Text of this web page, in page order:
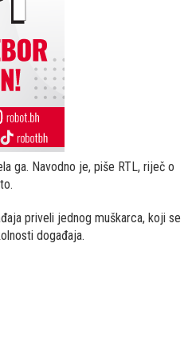
ga. Navodno je, piše RTL, riječ o
priveli jednog muškarca, koji se
događaja.